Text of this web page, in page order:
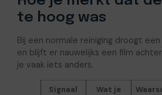
te hoog was
Bij een normale reiniging droogt
en blijft er nauwelijks een film
je vaak iets anders.
Signaal
Wat je